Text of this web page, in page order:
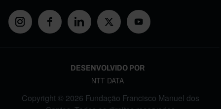
DESENVOLVIDO POR
NTT DATA
Copyright © 2026 Fundação Francisco Manuel dos